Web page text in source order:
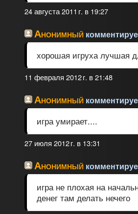
24 августа 2011 г. в 19:27
Анонимный
хорошая игруха лучшая
11 февраля 2012 г. в 21:48
Анонимный
игра умирает....
27 июля 2012 г. в 13:31
Анонимный
игра не плохая на
денег там делать нечего